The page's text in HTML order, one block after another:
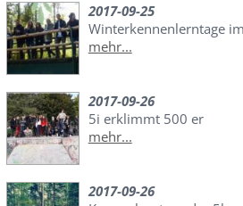
2017-09-25
Winterkennenlerntage
mehr...
2017-09-26
5i erklimmt 500 er
mehr...
2017-09-26